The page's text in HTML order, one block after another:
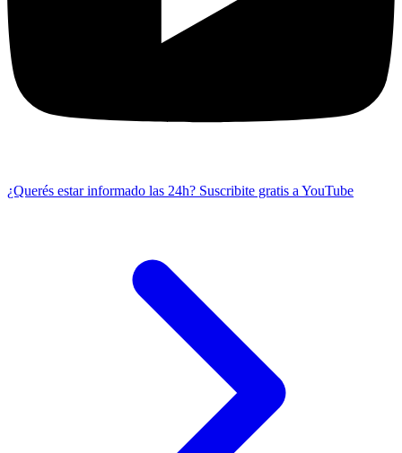
¿Querés estar informado las 24h? Suscribite gratis a YouTube